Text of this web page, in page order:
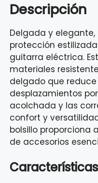
Descripción
Delgada y elegante,
protección
guitarra eléctrica.
materiales
delgado que
desplazamientos
acolchada y las
confort y
bolsillo proporciona
de accesorios